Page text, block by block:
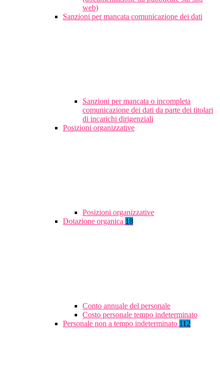
web)
Sanzioni per mancata comunicazione dei dati
Sanzioni per mancata o incompleta
comunicazione dei dati da parte dei titolari
di incarichi dirigenziali
Posizioni organizzative
Posizioni organizzative
Dotazione organica 18
Conto annuale del personale
Costo personale tempo indeterminato
Personale non a tempo indeterminato 112